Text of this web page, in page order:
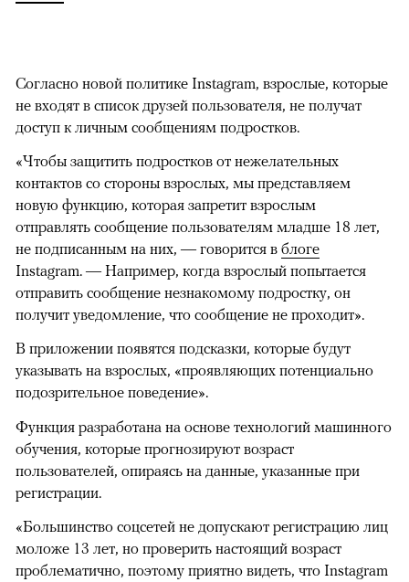
Согласно новой политике Instagram, взрослые, которые
не входят в список друзей пользователя, не получат
доступ к личным сообщениям подростков.
«Чтобы защитить подростков от нежелательных
контактов со стороны взрослых, мы представляем
новую функцию, которая запретит взрослым
отправлять сообщение пользователям младше 18 лет,
не подписанным на них, — говорится в блоге
Instagram. — Например, когда взрослый попытается
отправить сообщение незнакомому подростку, он
получит уведомление, что сообщение не проходит».
В приложении появятся подсказки, которые будут
указывать на взрослых, «проявляющих потенциально
подозрительное поведение».
Функция разработана на основе технологий машинного
обучения, которые прогнозируют возраст
пользователей, опираясь на данные, указанные при
регистрации.
«Большинство соцсетей не допускают регистрацию лиц
моложе 13 лет, но проверить настоящий возраст
проблематично, поэтому приятно видеть, что Instagram